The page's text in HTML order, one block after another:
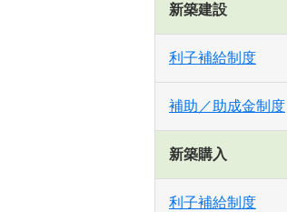
新築建設
利子補給制度
補助／助成金制度
新築購入
利子補給制度